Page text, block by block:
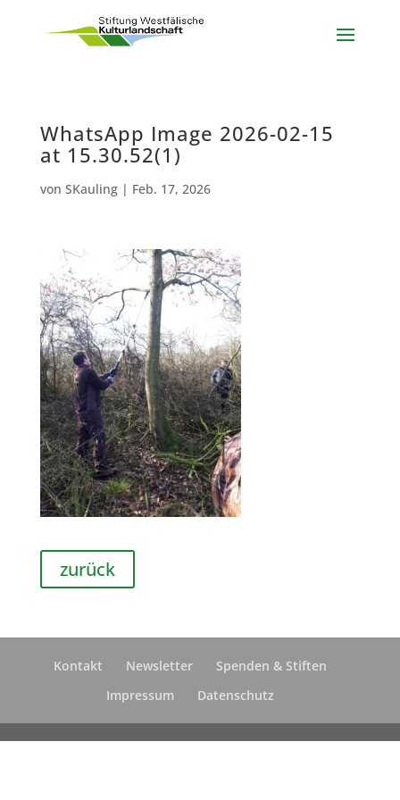
WhatsApp Image 2026-02-15
at 15.30.52(1)
von SKauling| Feb. 17, 2026
zurück
Kontakt Newsletter
Spenden & Stiften
Impressum
Datenschutz